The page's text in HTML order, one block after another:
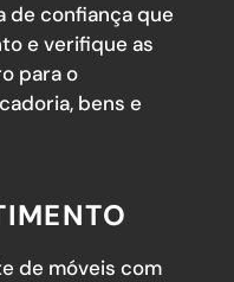
de confiança que
e verifique as
para o
bens e
de móveis com